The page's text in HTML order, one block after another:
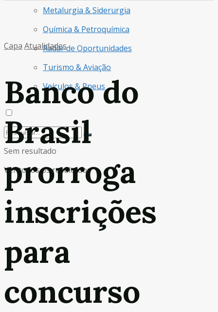
Metalurgia & Siderurgia
Química & Petroquímica
Radar de Oportunidades
Turismo & Aviação
Veículos & Pneus
Sem resultado
Ver todos os resultados
Capa Atualidades
Banco do
Brasil
prorroga
inscrições
para
concurso